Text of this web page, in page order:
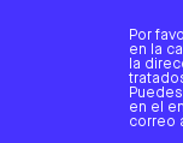
Por
en la
la
en el
correo